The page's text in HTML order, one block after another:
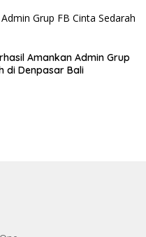
Amankan Admin Grup
di Denpasar Bali